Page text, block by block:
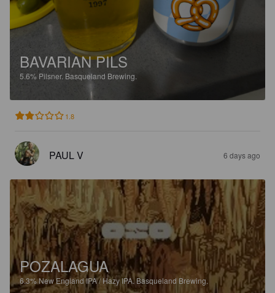
BAVARIAN PILS
5.6% Pilsner. Basqueland Brewing.
1.8
PAUL V 6 days ago
POZALAGUA
6.3%New England IPA / Hazy IPA. Basqueland Brewing.